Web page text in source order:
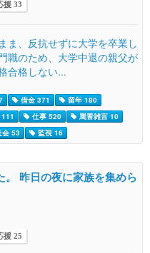
援 33
ま、反抗せずに大学を卒業し
職のため、大学中退の親父が
合格しない...
借金 371
留年 180
仕事 520
罵詈雑言 10
会 53 監視 16
昨日の夜に家族を集めら
援 25